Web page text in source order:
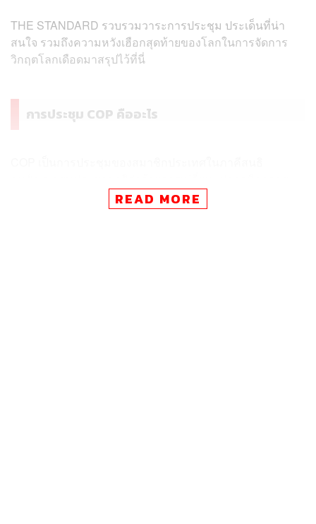
THE STANDARD รวบรวมวาระการประชุม ประเด็นที่น่า
สนใจ รวมถึงความหวังเฮือกสุดท้ายของโลกในการจัดการ
วิกฤตโลกเดือดมาสรุปไว้ที่นี่
การประชุม COP คืออะไร
(U.N. Framework on Climate Change Convention:
UNFCCC) โดยมีการลงนามตั้งแต่ปี 1992 เป็นต้นมาว่า ทุก
READ MORE